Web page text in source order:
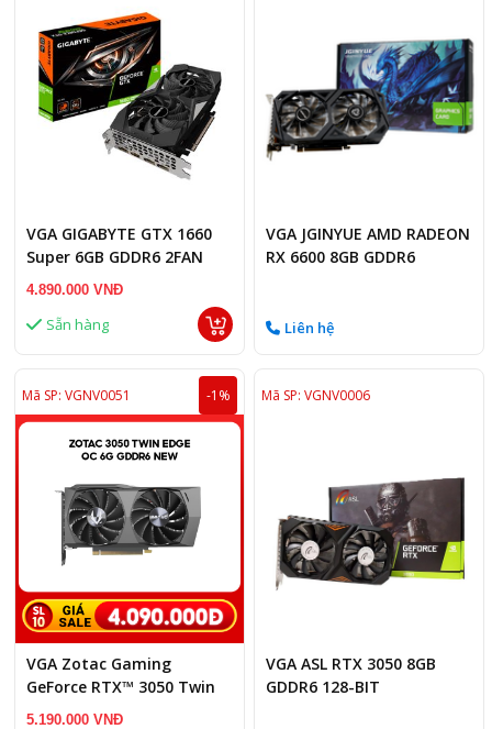
VGA GIGABYTE GTX 1660
Super 6GB GDDR6 2FAN
4.890.000 VNĐ
Sẵn hàng
VGA JGINYUE AMD RADEON
RX 6600 8GB GDDR6
Liên hệ
Mã SP: VGNV0051 -1%
VGA Zotac Gaming
GeForce RTX™ 3050 Twin
Edge OC – 6GB GDDR6
5.190.000 VNĐ
Mã SP: VGNV0006
VGA ASL RTX 3050 8GB
GDDR6 128-BIT